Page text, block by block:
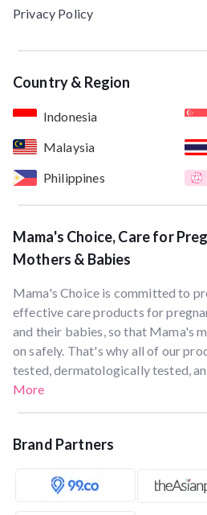
Privacy Policy
Country & Region
Indonesia
Malaysia
Philippines
Mama's Choice, Care for
Mothers & Babies
Mama's Choice is committed to
effective care products for
and their babies, so that Mama's
on safely. That's why all of our
tested, dermatologically tested,
More
Brand Partners